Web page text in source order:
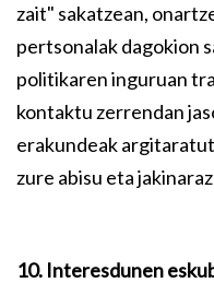
zait" sakatzean,
pertsonalak dagokion
politikaren inguruan
kontaktu zerrendan
erakundeak
zure abisu eta
10. Interesdunen